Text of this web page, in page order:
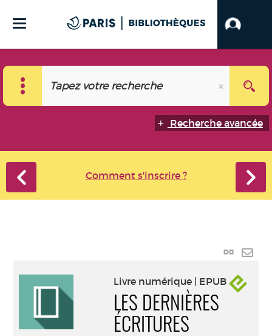
Recherche avancée
Comment s'inscrire ?
Lien
Livre numérique | EPUB
LES DERNIÈRES
ÉCRITURES